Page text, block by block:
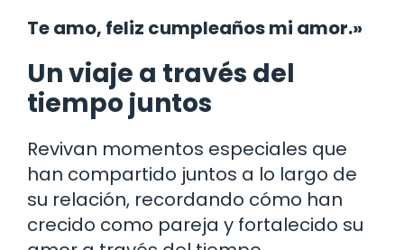
Te amo, feliz cumpleaños mi amor.»
Un viaje a través del
tiempo juntos
Revivan momentos especiales que
han compartido juntos a lo largo de
su relación, recordando cómo han
crecido como pareja y fortalecido su